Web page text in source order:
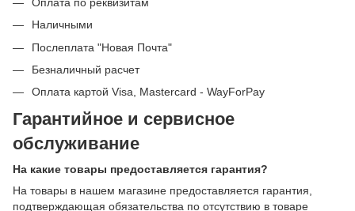
Наличными
Послеплата "Новая Почта"
Безналичный расчет
Оплата картой Visa, Mastercard - WayForPay
Гарантийное и сервисное
обслуживание
На какие товары предоставляется гарантия?
На товары в нашем магазине предоставляется гарантия,
подтверждающая обязательства по отсутствию в товаре